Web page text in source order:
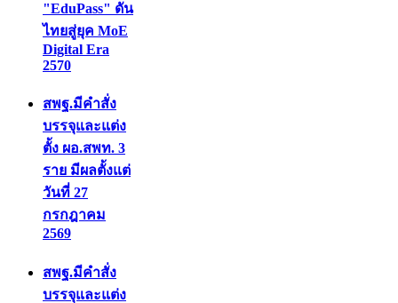
"EduPass" ดัน
ไทยสู่ยุค MoE
Digital Era
2570
สพฐ.มีคำสั่ง
บรรจุและแต่ง
ตั้ง ผอ.สพท. 3
ราย มีผลตั้งแต่
วันที่ 27
กรกฎาคม
2569
สพฐ.มีคำสั่ง
บรรจุและแต่ง